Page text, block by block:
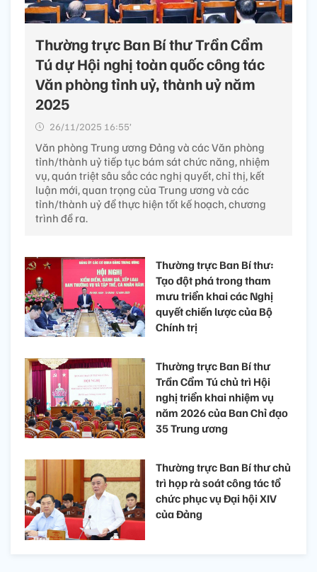
Thường trực Ban Bí thư Trần Cẩm
Tú dự Hội nghị toàn quốc công tác
Văn phòng tỉnh uỷ, thành uỷ năm
2025
26/11/2025 16:55’
Văn phòng Trung ương Đảng và các Văn phòng
tỉnh/thành uỷ tiếp tục bám sát chức năng, nhiệm
vụ, quán triệt sâu sắc các nghị quyết, chỉ thị, kết
luận mới, quan trọng của Trung ương và các
tỉnh/thành uỷ để thực hiện tốt kế hoạch, chương
trình đề ra.
Thường trực Ban Bí thư:
Tạo đột phá trong tham
mưu triển khai các Nghị
quyết chiến lược của Bộ
Chính trị
Thường trực Ban Bí thư
Trần Cẩm Tú chủ trì Hội
nghị triển khai nhiệm vụ
năm 2026 của Ban Chỉ đạo
35 Trung ương
Thường trực Ban Bí thư chủ
trì họp rà soát công tác tổ
chức phục vụ Đại hội XIV
của Đảng